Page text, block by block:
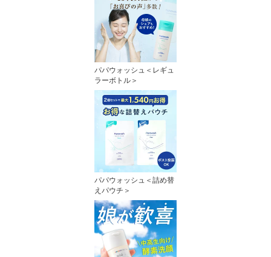
パパウォッシュ＜レギュ
ラーボトル＞
パパウォッシュ＜詰め替
えパウチ＞